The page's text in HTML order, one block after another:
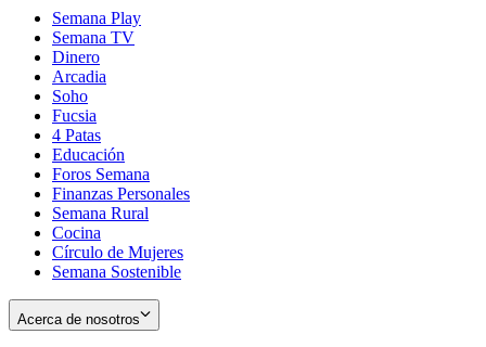
Semana Play
Semana TV
Dinero
Arcadia
Soho
in
new
window
Fucsia
in
new
window
4 Patas
Educación
Foros Semana
Finanzas Personales
Semana Rural
Cocina
Círculo de Mujeres
Semana Sostenible
Acerca de nosotros